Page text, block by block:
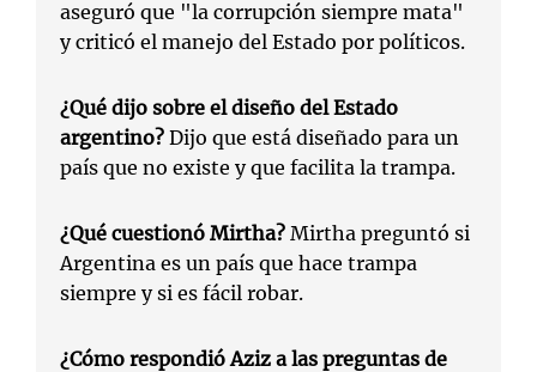
aseguró que "la corrupción siempre mata"
y criticó el manejo del Estado por políticos.
¿Qué dijo sobre el diseño del Estado
argentino? Dijo que está diseñado para un
país que no existe y que facilita la trampa.
¿Qué cuestionó Mirtha? Mirtha preguntó si
Argentina es un país que hace trampa
siempre y si es fácil robar.
¿Cómo respondió Aziz a las preguntas de